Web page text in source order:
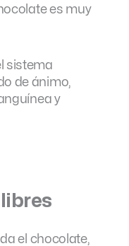
es muy
sistema
de ánimo,
y
el chocolate,